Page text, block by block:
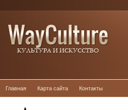
Главная Карта сайта Контакты